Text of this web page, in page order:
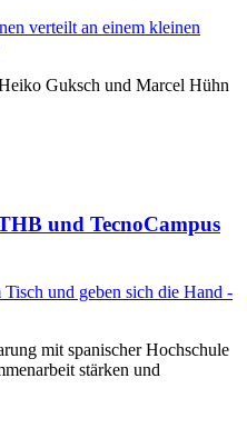
Guksch und Marcel Hühn
und TecnoCampus
mit spanischer Hochschule
stärken und